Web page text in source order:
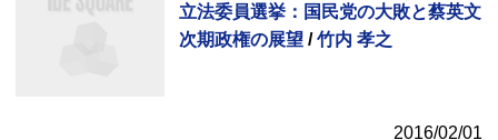
立法委員選挙：国民党の大敗と蔡英文
次期政権の展望/竹内 孝之
2016/02/01